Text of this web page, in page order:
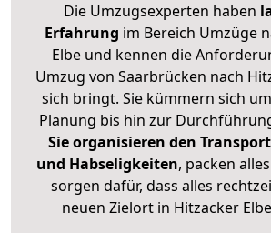
Die Umzugsexperten haben
Erfahrung im Bereich Umzüge
Elbe und kennen die
Umzug von Saarbrücken nach
sich bringt. Sie kümmern sich
Planung bis hin zur
Sie organisieren den
und Habseligkeiten, packen
sorgen dafür, dass alles
neuen Zielort in Hitzacker